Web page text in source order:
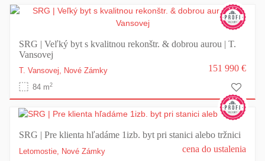
SRG | Veľký byt s kvalitnou rekonštr. & dobrou aurou | T.
Vansovej
T. Vansovej,
Nové Zámky
84 m2
151 990 €
SRG | Pre klienta hľadáme 1izb. byt pri stanici alebo tržnici
Letomostie,
Nové Zámky
cena do ustalenia